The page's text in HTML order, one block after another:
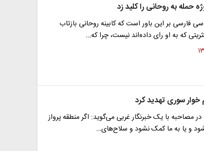
حمله به روحانی را کلید زد
فارسی بر این باور است که کابینه روحانی بازتاب
که به او رای داده‌اند نیست، چرا که…
سوری تهدید کرد
مصاحبه با یک خبرنگار غربی می‌گوید: اگر منطقه پرواز
و یا به ما کمک نشود و سلاح‌های…